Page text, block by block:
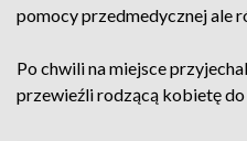
pomocy przedmedycznej ale
Po chwili na miejsce
przewieźli rodzącą kobietę